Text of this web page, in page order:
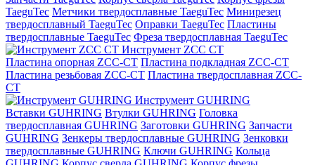
TaeguTec Метчики твердосплавные TaeguTec Минирезец
твердосплавный TaeguTec Оправки TaeguTec Пластины
твердосплавные TaeguTec Фреза твердосплавная TaeguTec
Инструмент ZCС CT
Пластина опорная ZCC-CT Пластина подкладная ZCC-CT
Пластина резьбовая ZCC-CT Пластина твердосплавная ZCC-
CT
Инструмент GUHRING
Вставки GUHRING Втулки GUHRING Головка
твердосплавная GUHRING Заготовки GUHRING Запчасти
GUHRING Зенкеры твердосплавные GUHRING Зенковки
твердосплавные GUHRING Ключи GUHRING Кольца